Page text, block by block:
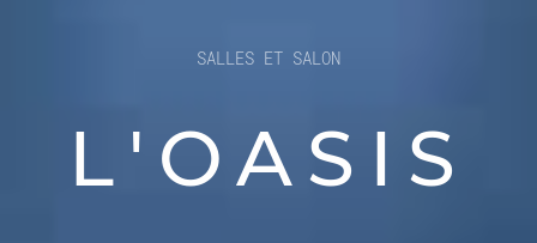
SALLES ET SALON
L'OASIS